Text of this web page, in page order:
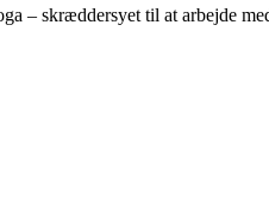
– skræddersyet til at arbejde